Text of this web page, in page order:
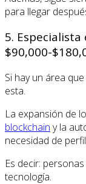
para llegar
5.
$90,000-
Si hay un área
esta.
La expansión de
blockchain y la
necesidad de
Es decir:
tecnología.